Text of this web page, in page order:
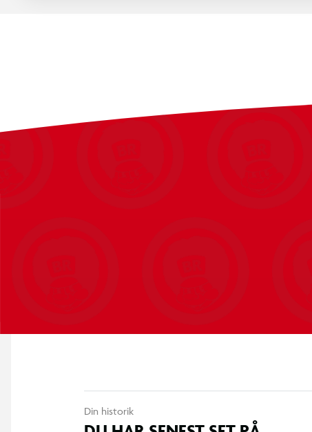
Din historik